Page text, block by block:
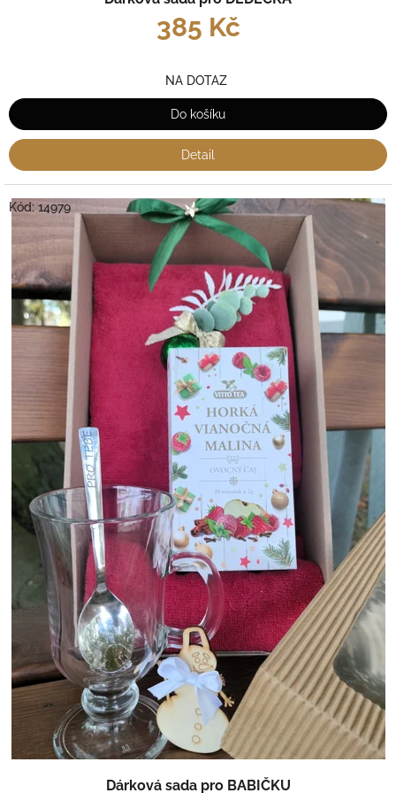
385 Kč
NA DOTAZ
Do košíku
Detail
Dárková sada pro BABIČKU
Kód: 14979